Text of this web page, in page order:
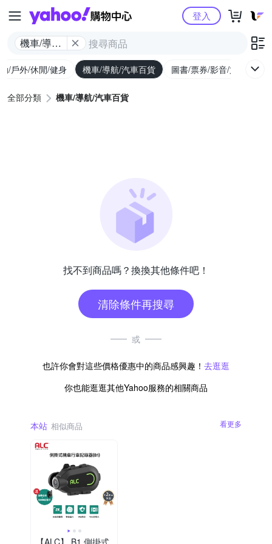
Yahoo購物中心
機車/導航/
登入
/戶外/休閒/健身 機車/導航/汽車百貨 圖書/票券/影音/文具
全部分類 機車/導航/汽車百貨
找不到商品嗎？換換其他條件吧！
清除條件再搜尋
或
也許你會對這些價格優惠中的商品感興趣！ 去逛逛
你也能逛逛其他Yahoo服務的相關商品
本站 相似商品 看更多